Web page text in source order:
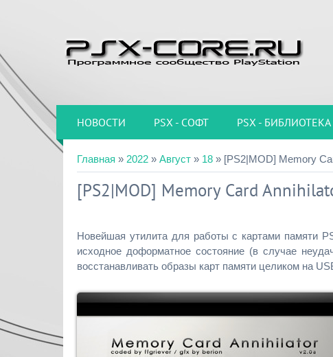
НОВОСТИ PSX - СОФТ PSX - БИБЛИОТЕКА
Главная » 2022 » Август » 18 » [PS2|MOD] Memory
[PS2|MOD] Memory Card
Новейшая утилита для работы с картами памяти
исходное доформатное состояние (в случае
восстанавливать образы карт памяти целиком на